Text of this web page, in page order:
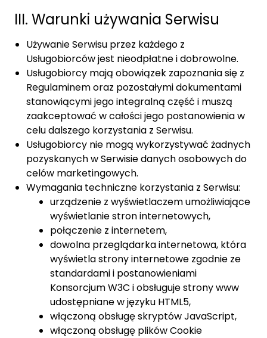
III. Warunki używania Serwisu
Używanie Serwisu przez każdego z
Usługobiorców jest nieodpłatne i dobrowolne.
Usługobiorcy mają obowiązek zapoznania się z
Regulaminem oraz pozostałymi dokumentami
stanowiącymi jego integralną część i muszą
zaakceptować w całości jego postanowienia w
celu dalszego korzystania z Serwisu.
Usługobiorcy nie mogą wykorzystywać żadnych
pozyskanych w Serwisie danych osobowych do
celów marketingowych.
Wymagania techniczne korzystania z Serwisu:
urządzenie z wyświetlaczem umożliwiające
wyświetlanie stron internetowych,
połączenie z internetem,
dowolna przeglądarka internetowa, która
wyświetla strony internetowe zgodnie ze
standardami i postanowieniami
Konsorcjum W3C i obsługuje strony www
udostępniane w języku HTML5,
włączoną obsługę skryptów JavaScript,
włączoną obsługę plików Cookie